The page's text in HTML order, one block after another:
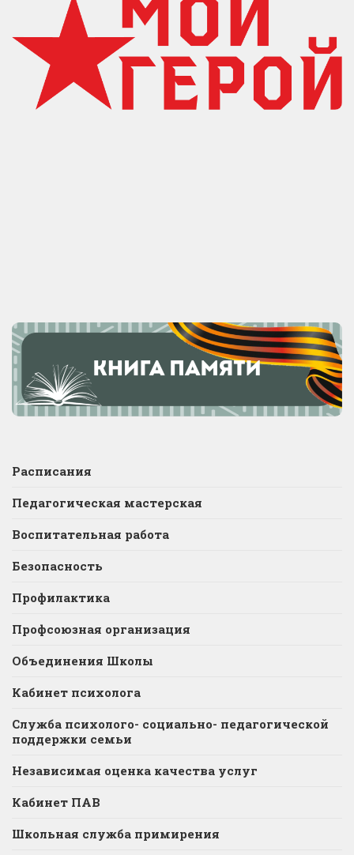
Расписания
Педагогическая мастерская
Воспитательная работа
Безопасность
Профилактика
Профсоюзная организация
Объединения Школы
Кабинет психолога
Служба психолого- социально- педагогической
поддержки семьи
Независимая оценка качества услуг
Кабинет ПАВ
Школьная служба примирения